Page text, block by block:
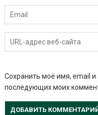
Сохранить моё имя, email и
последующих моих